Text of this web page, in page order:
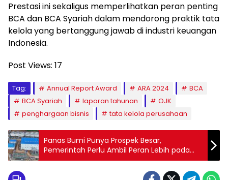
Prestasi ini sekaligus memperlihatkan peran penting
BCA dan BCA Syariah dalam mendorong praktik tata
kelola yang bertanggung jawab di industri keuangan
Indonesia.
Post Views: 17
Tag: Annual Report Award ARA 2024
BCA
BCA Syariah
laporan tahunan
OJK
penghargaan bisnis
tata kelola perusahaan
Panas Bumi Punya Prospek Besar,
Pemerintah Perlu Ambil Peran Lebih pada
Eksplorasi